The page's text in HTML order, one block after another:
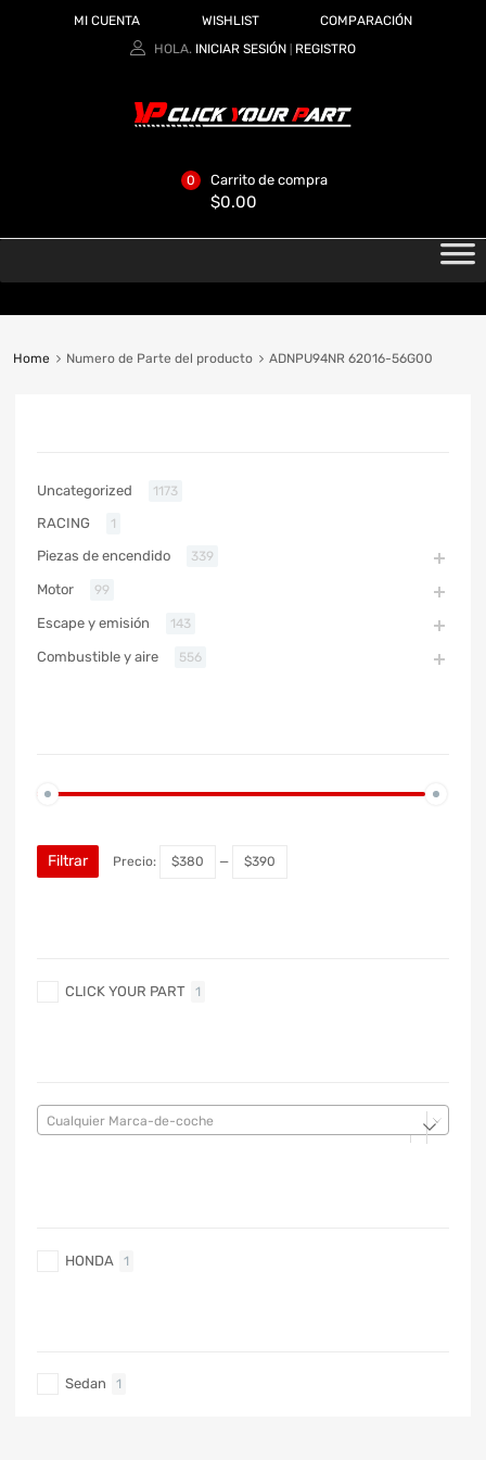
MI CUENTA WISHLIST
COMPARACIÓN
HOLA. INICIAR SESIÓN REGISTRO
Carrito de compra
$0.00
0
Home Numero de Parte del producto ADNPU94NR 62016-56G00
Uncategorized 1173
RACING 1
Piezas de encendido 339
Motor 99
Escape y emisión 143
Combustible y aire 556
Filtrar Precio: $380 — $390
CLICK YOUR PART 1
Cualquier Marca-de-coche
HONDA 1
Sedan 1